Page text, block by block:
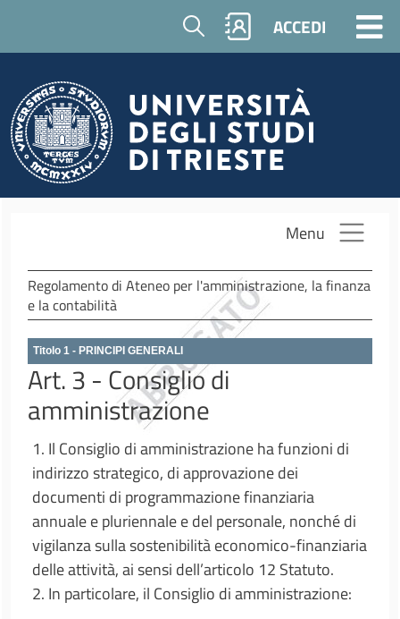
Salta al contenuto principale
Cerca ACCEDI
Menu
Regolamento di Ateneo per l'amministrazione, la finanza
e la contabilità
Titolo 1 - PRINCIPI GENERALI
Art. 3 - Consiglio di
amministrazione
1. Il Consiglio di amministrazione ha funzioni di
indirizzo strategico, di approvazione dei
documenti di programmazione finanziaria
annuale e pluriennale e del personale, nonché di
vigilanza sulla sostenibilità economico-finanziaria
delle attività, ai sensi dell’articolo 12 Statuto.
2. In particolare, il Consiglio di amministrazione: